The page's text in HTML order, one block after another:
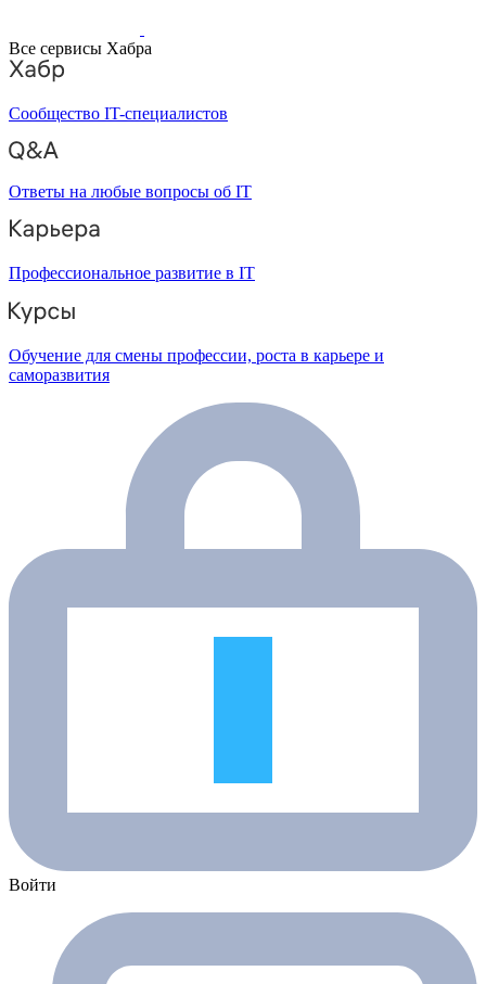
Все сервисы Хабра
Сообщество IT-специалистов
Ответы на любые вопросы об IT
Профессиональное развитие в IT
Обучение для смены профессии, роста в карьере и
саморазвития
Войти